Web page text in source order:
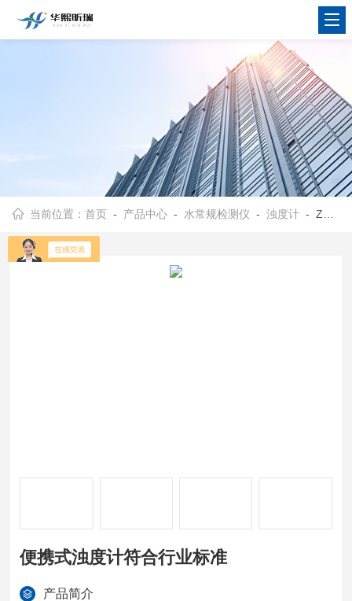
当前位置：首页 - 产品中心 - 水常规检测仪 -浊度计 - ZD-1507NTU便携式浊度计符合行业标准
便携式浊度计符合行业标准
产品简介